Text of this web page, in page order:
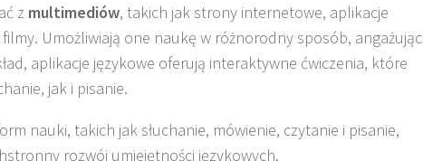
z multimediów, takich jak strony internetowe, aplikacje
Umożliwiają one naukę w różnorodny sposób, angażując
aplikacje językowe oferują interaktywne ćwiczenia, które
jak i pisanie.
nauki, takich jak słuchanie, mówienie, czytanie i pisanie,
rozwój umiejętności językowych.